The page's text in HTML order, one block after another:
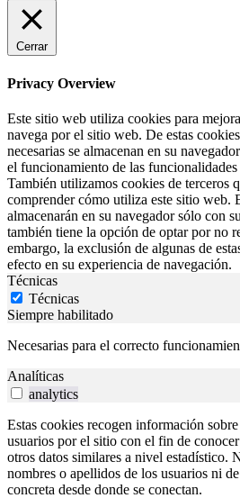
Cerrar
Privacy Overview
Este sitio web utiliza cookies para
navega por el sitio web. De estas
necesarias se almacenan en su
el funcionamiento de las
También utilizamos cookies de terceros
comprender cómo utiliza este sitio web.
almacenarán en su navegador sólo con
también tiene la opción de optar por no
embargo, la exclusión de algunas de
efecto en su experiencia de navegación.
Técnicas
Técnicas
Siempre habilitado
Necesarias para el correcto
Analíticas
analytics
Estas cookies recogen información
usuarios por el sitio con el fin de
otros datos similares a nivel estadístico.
nombres o apellidos de los usuarios ni
concreta desde donde se conectan.